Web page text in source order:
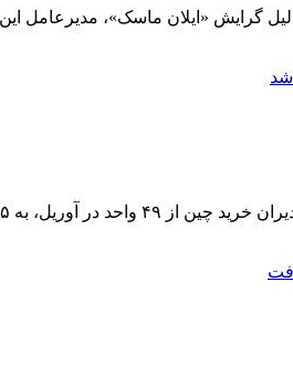
دلیل گرایش «ایلان ماسک»،
آوریل، به ۴۹.۵ واحد…